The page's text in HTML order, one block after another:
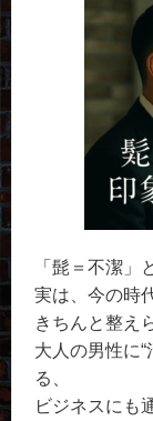
「髭＝不潔」
実は、今の時
きちんと整え
大人の男性に“
る、
ビジネスにも